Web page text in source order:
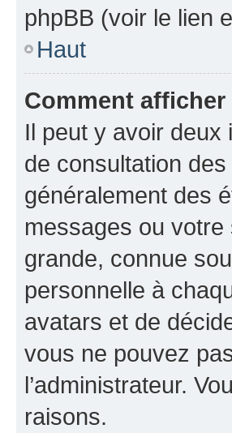
phpBB (voir le lien
Haut
Comment
Il peut y avoir deux
de consultation
généralement des
messages ou
grande, connue
personnelle à
avatars et de
vous ne pouvez
l’administrateur.
raisons.